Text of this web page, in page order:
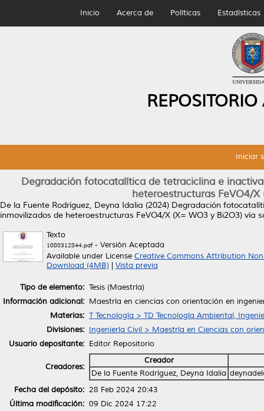
Inicio Acerca de Políticas Estadísticas
Iniciar
Degradación fotocatalítica de tetraciclina e
heteroestructuras FeVO4/
De la Fuente Rodríguez, Deyna Idalia (2024) Degradación
inmovilizados de heteroestructuras FeVO4/X (X= WO3 y Bi2O3) vía
Texto
1080312844.pdf- Versión Aceptada
Available under License Creative Commons Attribution
Download (4MB)
Vista previa
Tipo de elemento: Tesis (Maestría)
Información adicional: Maestría en ciencias con orientación en
Materias: T Tecnología > TD Tecnología Ambiental,
Divisiones: Ingeniería Civil > Maestría en Ciencias con
Usuario depositante: Editor Repositorio
Creadores:
Creador
De la Fuente Rodríguez, Deyna Idalia
Fecha del depósito: 28 Feb 2024 20:43
Última modificación: 09 Dic 2024 17:22